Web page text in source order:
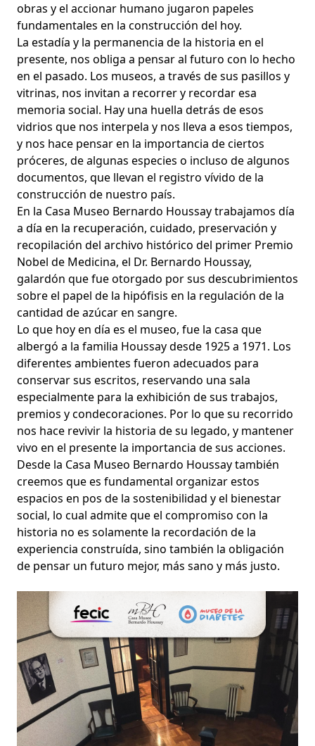
obras y el accionar humano jugaron papeles
fundamentales en la construcción del hoy.
La estadía y la permanencia de la historia en el
presente, nos obliga a pensar al futuro con lo hecho
en el pasado. Los museos, a través de sus pasillos y
vitrinas, nos invitan a recorrer y recordar esa
memoria social. Hay una huella detrás de esos
vidrios que nos interpela y nos lleva a esos tiempos,
y nos hace pensar en la importancia de ciertos
próceres, de algunas especies o incluso de algunos
documentos, que llevan el registro vívido de la
construcción de nuestro país.
En la Casa Museo Bernardo Houssay trabajamos día
a día en la recuperación, cuidado, preservación y
recopilación del archivo histórico del primer Premio
Nobel de Medicina, el Dr. Bernardo Houssay,
galardón que fue otorgado por sus descubrimientos
sobre el papel de la hipófisis en la regulación de la
cantidad de azúcar en sangre.
Lo que hoy en día es el museo, fue la casa que
albergó a la familia Houssay desde 1925 a 1971. Los
diferentes ambientes fueron adecuados para
conservar sus escritos, reservando una sala
especialmente para la exhibición de sus trabajos,
premios y condecoraciones. Por lo que su recorrido
nos hace revivir la historia de su legado, y mantener
vivo en el presente la importancia de sus acciones.
Desde la Casa Museo Bernardo Houssay también
creemos que es fundamental organizar estos
espacios en pos de la sostenibilidad y el bienestar
social, lo cual admite que el compromiso con la
historia no es solamente la recordación de la
experiencia construída, sino también la obligación
de pensar un futuro mejor, más sano y más justo.